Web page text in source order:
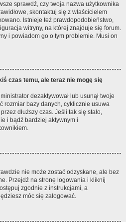
sprawdź, czy twoja nazwa użytkownika
skontaktuj się z właścicielem
Istnieje też prawdopodobieństwo,
witryny, na której znajduje się forum.
i powiadom go o tym problemie. Musi on
czas temu, ale teraz nie mogę się
dezaktywował lub usunął twoje
rozmiar bazy danych, cyklicznie usuwa
dłuższy czas. Jeśli tak się stało,
i bądź bardziej aktywnym i
nie może zostać odzyskane, ale bez
Przejdź na stronę logowania i kliknij
zgodnie z instrukcjami, a
móc się zalogować.